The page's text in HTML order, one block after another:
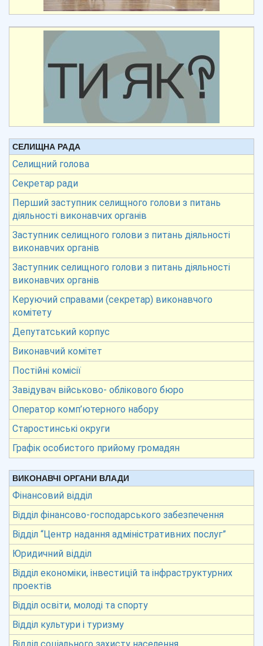
СЕЛИЩНА РАДА
Селищний голова
Секретар ради
Перший заступник селищного голови з питань
діяльності виконавчих органів
Заступник селищного голови з питань діяльності
виконавчих органів
Заступник селищного голови з питань діяльності
виконавчих органів
Керуючий справами (секретар) виконавчого
комітету
Депутатський корпус
Виконавчий комітет
Постійні комісії
Завідувач військово- облікового бюро
Оператор комп’ютерного набору
Старостинські округи
Графік особистого прийому громадян
ВИКОНАВЧІ ОРГАНИ ВЛАДИ
Фінансовий відділ
Відділ фінансово-господарського забезпечення
Відділ “Центр надання адміністративних послуг”
Юридичний відділ
Відділ економіки, інвестицій та інфраструктурних
проектів
Відділ освіти, молоді та спорту
Відділ культури і туризму